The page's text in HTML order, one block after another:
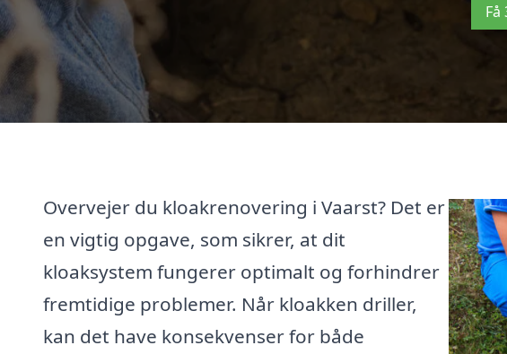
Overvejer du kloakrenovering i Vaarst? Det er
en vigtig opgave, som sikrer, at dit
kloaksystem fungerer optimalt og forhindrer
fremtidige problemer. Når kloakken driller,
kan det have konsekvenser for både